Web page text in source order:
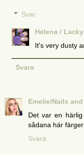
Svar
Helena /
It's very dusty
Svara
Emelie/Nails
Det var en
sådana här
Svara